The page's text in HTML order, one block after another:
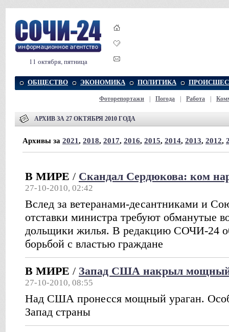
11 октября, пятница
ОБЩЕСТВО ЭКОНОМИКА ПОЛИТИКА
Фоторепортажи Погода Работа
АРХИВ ЗА 27 ОКТЯБРЯ 2010 ГОДА
Архивы за 2021, 2018, 2017, 2016, 2015, 2014, 2013, 2012,
В МИРЕ / Скандал Сердюкова: ком
27-10-2010, 02:42
Вслед за ветеранами-десантниками и
отставки министра требуют обманутые
дольщики жилья. В редакцию СОЧИ-24
борьбой с властью граждане
В МИРЕ / Запад США накрыл мощный
27-10-2010, 08:55
Над США пронесся мощный ураган.
Запад страны